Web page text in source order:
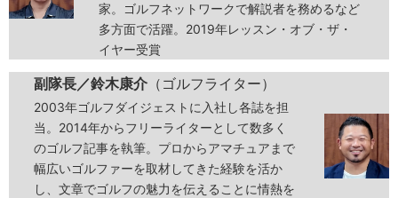
家。ゴルフネットワークで解説者を務めるなど
多方面で活躍。2019年レッスン・オブ・ザ・
イヤー受賞
副隊長／鈴木康介 （ゴルフライター）
2003年ゴルフダイジェストに入社し各誌を担
当。2014年からフリーライターとして数多く
のゴルフ記事を執筆。プロからアマチュアまで
幅広いゴルファーを取材してきた経験を活か
し、文章でゴルフの魅力を伝えることに情熱を